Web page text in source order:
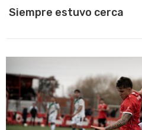
Siempre estuvo cerca